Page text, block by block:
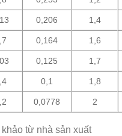
0,206 1,4
0,164 1,6
0,125 1,7
0,1 1,8
0,0778 2
từ nhà sản xuất